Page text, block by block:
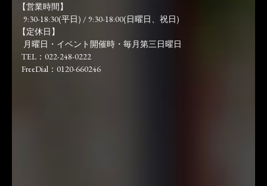
【営業時間】
9:30-18:30(平日) / 9:30-18:00(日曜日、祝日)
【定休日】
月曜日・イベント開催時・毎月第三日曜日
TEL：022-248-0222
FreeDial：0120-660246